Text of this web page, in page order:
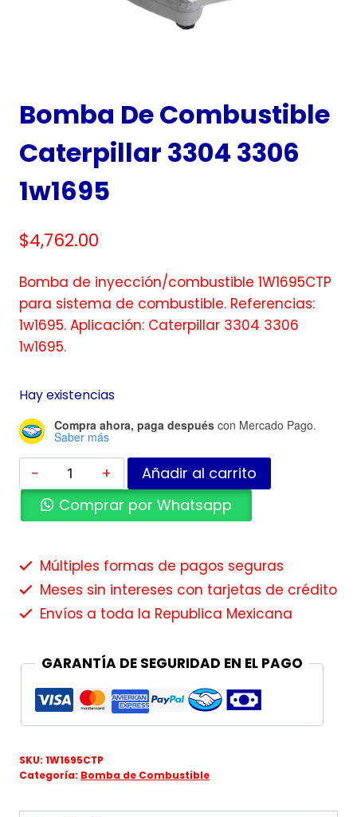
Bomba De Combustible
Caterpillar 3304 3306
1w1695
$4,762.00
Bomba de inyección/combustible 1W1695CTP
para sistema de combustible. Referencias:
1w1695. Aplicación: Caterpillar 3304 3306
1w1695.
Hay existencias
Compra ahora, paga después con Mercado Pago.
Saber más
Añadir al carrito
Comprar por Whatsapp
Múltiples formas de pagos seguras
Meses sin intereses con tarjetas de crédito
Envíos a toda la Republica Mexicana
GARANTÍA DE SEGURIDAD EN EL PAGO
SKU: 1W1695CTP
Categoría: Bomba de Combustible